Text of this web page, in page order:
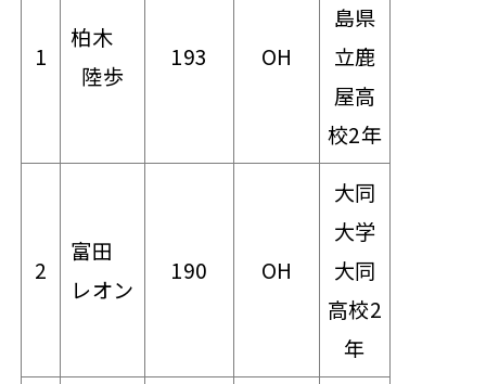
1
柏木
陸歩
193 OH
島県
立鹿
屋高
校2年
2
富田
レオン
190 OH
大同
大学
大同
高校2
年